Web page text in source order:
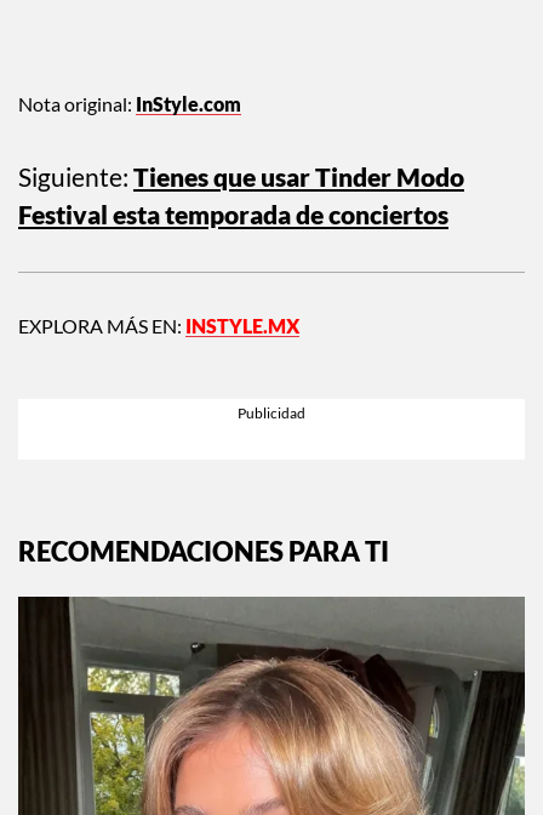
Siguiente:Tienes que usar Tinder Modo
RECOMENDACIONES PARA TI